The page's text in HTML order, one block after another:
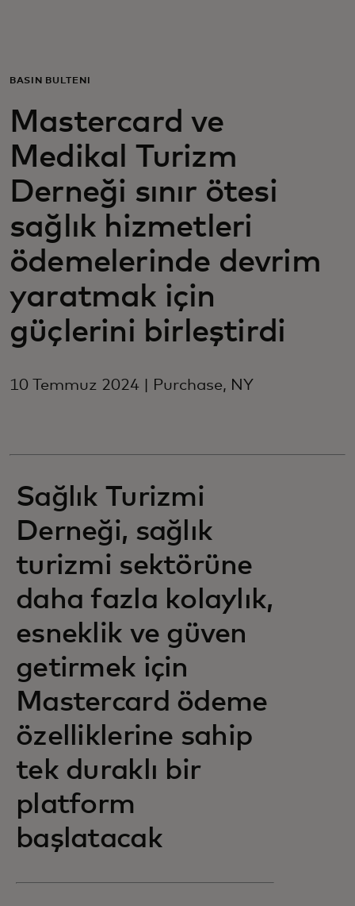
Kurumunuz için
Dünyamız için
İnovasyon liderleri için
Haberler ve trendler
BASIN BÜLTENİ
Mastercard ve
Medikal Turizm
Derneği sınır ötesi
sağlık hizmetleri
ödemelerinde devrim
yaratmak için
güçlerini birleştirdi
10 Temmuz 2024 | Purchase, NY
Sağlık Turizmi
Derneği, sağlık
turizmi sektörüne
daha fazla kolaylık,
esneklik ve güven
getirmek için
Mastercard ödeme
özelliklerine sahip
tek duraklı bir
platform
başlatacak